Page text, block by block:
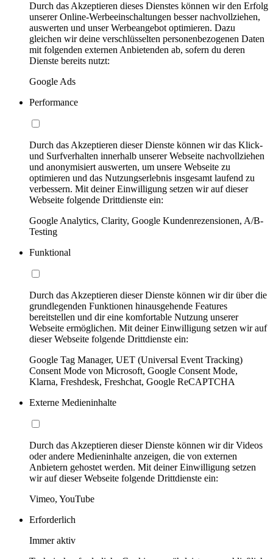
Durch das Akzeptieren dieses Dienstes können wir den Erfolg
unserer Online-Werbeeinschaltungen besser nachvollziehen,
auswerten und unser Werbeangebot optimieren. Dazu
gleichen wir deine verschlüsselten personenbezogenen Daten
mit folgenden externen Anbietenden ab, sofern du deren
Dienste bereits nutzt:
Google Ads
Performance
Durch das Akzeptieren dieser Dienste können wir das Klick-
und Surfverhalten innerhalb unserer Webseite nachvollziehen
und anonymisiert auswerten, um unsere Webseite zu
optimieren und das Nutzungserlebnis insgesamt laufend zu
verbessern. Mit deiner Einwilligung setzen wir auf dieser
Webseite folgende Drittdienste ein:
Google Analytics, Clarity, Google Kundenrezensionen, A/B-
Testing
Funktional
Durch das Akzeptieren dieser Dienste können wir dir über die
grundlegenden Funktionen hinausgehende Features
bereitstellen und dir eine komfortable Nutzung unserer
Webseite ermöglichen. Mit deiner Einwilligung setzen wir auf
dieser Webseite folgende Drittdienste ein:
Google Tag Manager, UET (Universal Event Tracking)
Consent Mode von Microsoft, Google Consent Mode,
Klarna, Freshdesk, Freshchat, Google ReCAPTCHA
Externe Medieninhalte
Durch das Akzeptieren dieser Dienste können wir dir Videos
oder andere Medieninhalte anzeigen, die von externen
Anbietern gehostet werden. Mit deiner Einwilligung setzen
wir auf dieser Webseite folgende Drittdienste ein:
Vimeo, YouTube
Erforderlich
Immer aktiv